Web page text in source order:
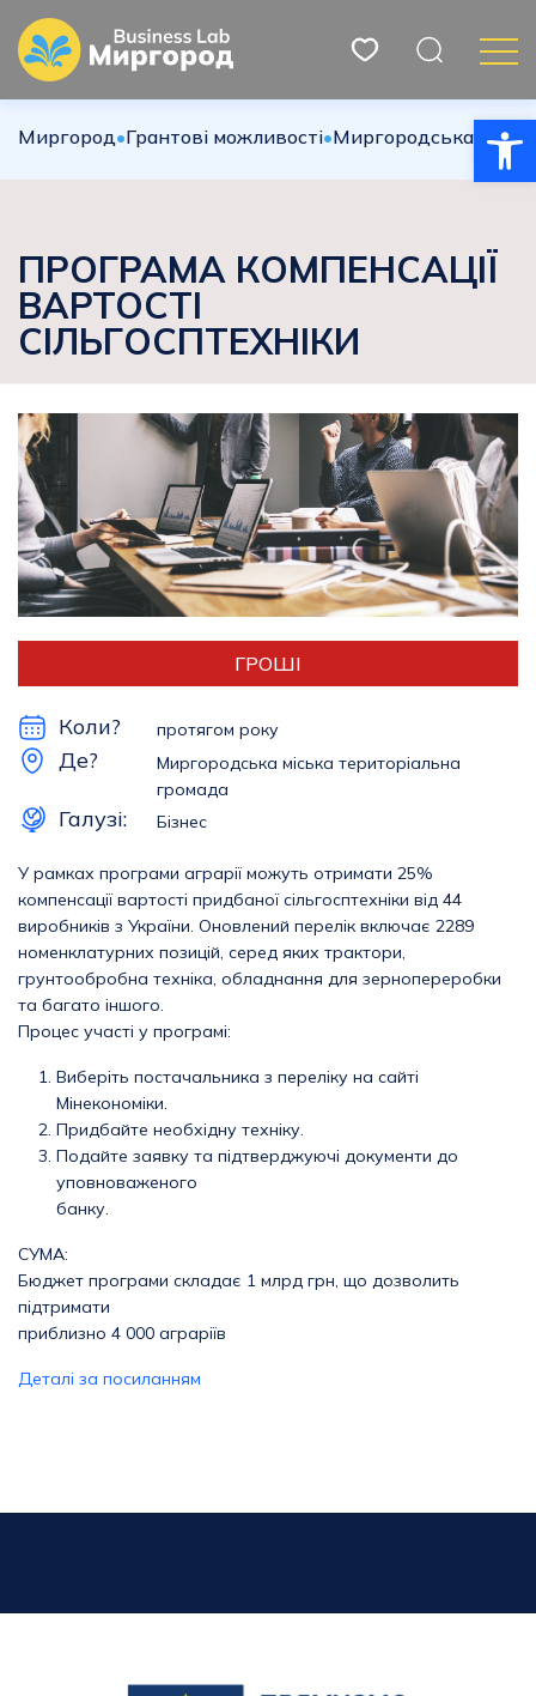
Миргород•Грантові можливості•Миргородська
ПРОГРАМА КОМПЕНСАЦІЇ
ВАРТОСТІ
СІЛЬГОСПТЕХНІКИ
ГРОШІ
Коли? протягом року
Де?
Миргородська міська територіальна
громада
Галузі: Бізнес
У рамках програми аграрії можуть отримати 25%
компенсації вартості придбаної сільгосптехніки від 44
виробників з України. Оновлений перелік включає 2289
номенклатурних позицій, серед яких трактори,
грунтообробна техніка, обладнання для зернопереробки
та багато іншого.
Процес участі у програмі:
Виберіть постачальника з переліку на сайті
Мінекономіки.
Придбайте необхідну техніку.
Подайте заявку та підтверджуючі документи до
уповноваженого
банку.
СУМА:
Бюджет програми складає 1 млрд грн, що дозволить
підтримати
приблизно 4 000 аграріїв
Деталі за посиланням